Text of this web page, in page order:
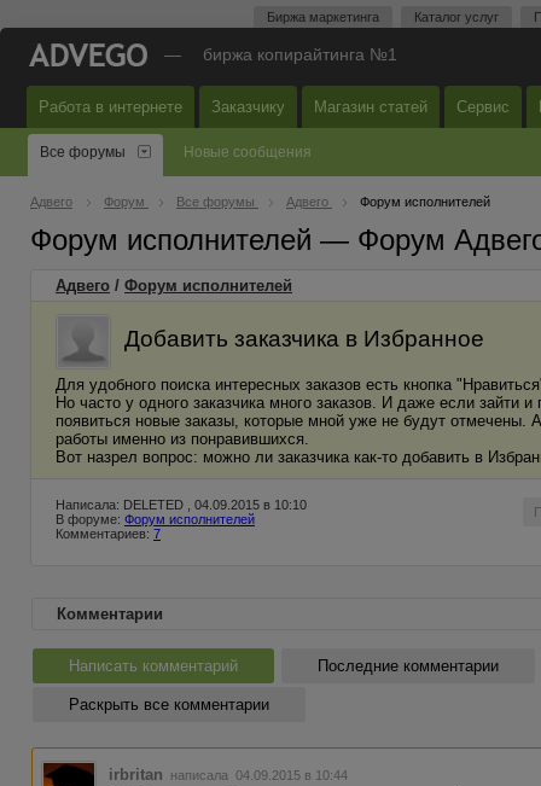
Биржа маркетинга Каталог услуг
— биржа копирайтинга №1
Работа в интернете Заказчику Магазин статей Сервис
Все форумы Новые сообщения
Адвего Форум Все форумы Адвего Форум исполнителей
Форум исполнителей — Форум
Адвего / Форум исполнителей
Добавить заказчика в Избранное
Для удобного поиска интересных заказов есть кнопка
Но часто у одного заказчика много заказов. И даже если зайти
появиться новые заказы, которые мной уже не будут отмечены.
работы именно из понравившихся.
Вот назрел вопрос: можно ли заказчика как-то добавить в
Написала: DELETED , 04.09.2015 в 10:10
В форуме: Форум исполнителей
Комментариев: 7
Комментарии
Написать комментарий Последние комментарии
Раскрыть все комментарии
irbritan написала 04.09.2015 в 10:44